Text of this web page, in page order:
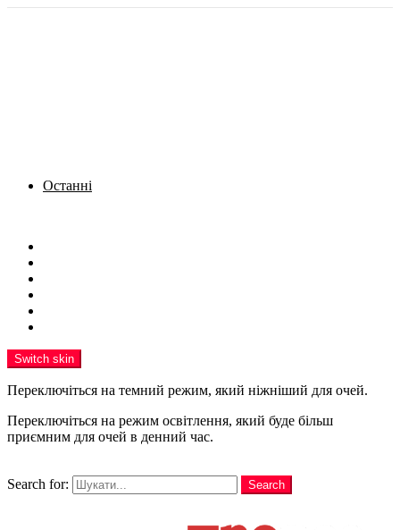
Останні
Switch skin
Переключіться на темний режим, який ніжніший для очей.
Переключіться на режим освітлення, який буде більш
приємним для очей в денний час.
Search for:
Search